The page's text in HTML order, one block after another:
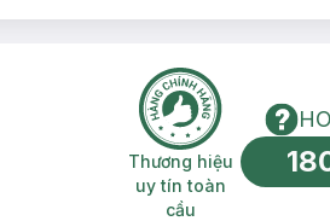
trả miễn phí Thương hiệu uy
Thương hiệu
uy tín toàn
cầu